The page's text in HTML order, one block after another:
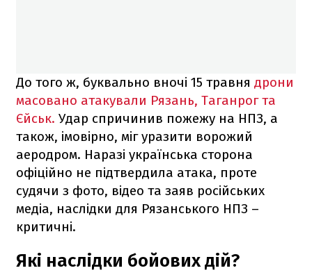
До того ж, буквально вночі 15 травня дрони
масовано атакували Рязань, Таганрог та
Єйськ. Удар спричинив пожежу на НПЗ, а
також, імовірно, міг уразити ворожий
аеродром. Наразі українська сторона
офіційно не підтвердила атака, проте
судячи з фото, відео та заяв російських
медіа, наслідки для Рязанського НПЗ –
критичні.
Які наслідки бойових дій?